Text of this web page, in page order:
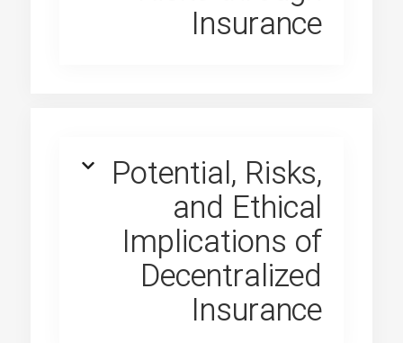
Insurance
Potential, Risks,
and Ethical
Implications of
Decentralized
Insurance